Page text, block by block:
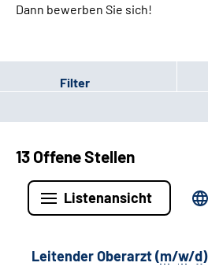
Dann bewerben Sie sich!
Filter
13 Offene Stellen
Listenansicht
Leitender Oberarzt (m/w/d)